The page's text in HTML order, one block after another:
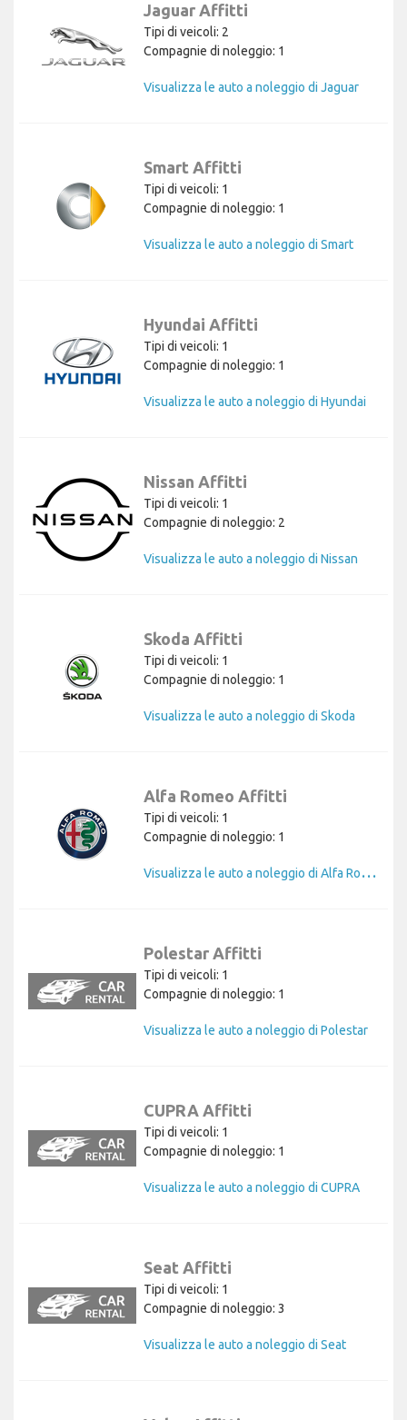
Jaguar Affitti
Tipi di veicoli: 2
Compagnie di noleggio: 1
Visualizza le auto a noleggio di Jaguar
Smart Affitti
Tipi di veicoli: 1
Compagnie di noleggio: 1
Visualizza le auto a noleggio di Smart
Hyundai Affitti
Tipi di veicoli: 1
Compagnie di noleggio: 1
Visualizza le auto a noleggio di Hyundai
Nissan Affitti
Tipi di veicoli: 1
Compagnie di noleggio: 2
Visualizza le auto a noleggio di Nissan
Skoda Affitti
Tipi di veicoli: 1
Compagnie di noleggio: 1
Visualizza le auto a noleggio di Skoda
Alfa Romeo Affitti
Tipi di veicoli: 1
Compagnie di noleggio: 1
V
isualizza le auto a noleggio di Alfa Romeo
Polestar Affitti
Tipi di veicoli: 1
Compagnie di noleggio: 1
Visualizza le auto a noleggio di Polestar
CUPRA Affitti
Tipi di veicoli: 1
Compagnie di noleggio: 1
Visualizza le auto a noleggio di CUPRA
Seat Affitti
Tipi di veicoli: 1
Compagnie di noleggio: 3
Visualizza le auto a noleggio di Seat